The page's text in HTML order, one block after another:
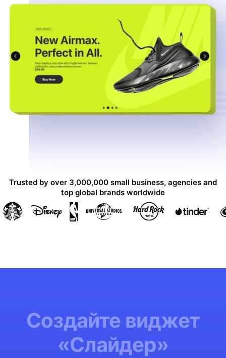
Trusted by over 3,000,000 small business, agencies and
top global brands worldwide
Создайте виджет
«Слайдер»